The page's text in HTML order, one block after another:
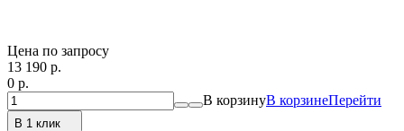
Цена по запросу
13 190 p.
0 p.
В корзинуВ корзинеПерейти
В 1 клик